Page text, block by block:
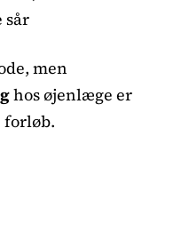
sår
men
hos øjenlæge er
forløb.